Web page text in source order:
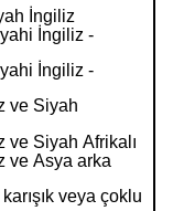
İngiliz
İngiliz -
İngiliz -
ve Siyah
ve Siyah Afrikalı
ve Asya arka
veya çoklu